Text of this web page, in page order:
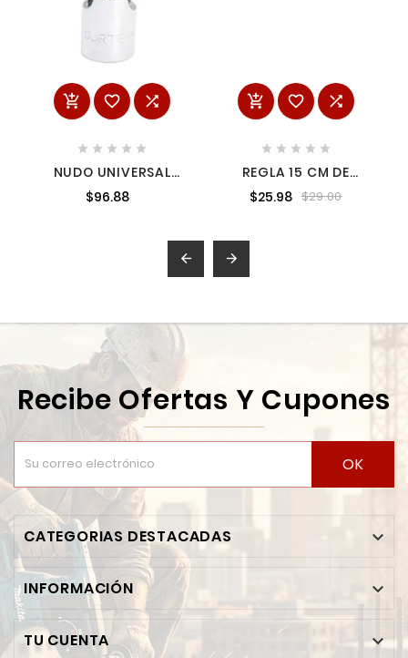
  
    
NUDO UNIVERSAL
PARA DADO CUADRO
DE 1/2" 2-5/8" SURTEK
$96.88
  
    
REGLA 15 CM DE
ACERO INOXIDABLE DE
BOLSILLO, TRUPER
$25.98 $29.00
 
Recibe Ofertas Y Cupones
OK
CATEGORIAS DESTACADAS 
INFORMACIÓN 
TU CUENTA 